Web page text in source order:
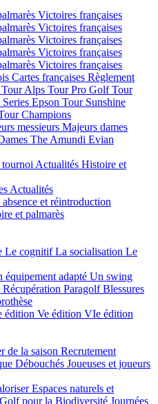
Victoires françaises
Victoires françaises
Victoires françaises
Victoires françaises
Victoires françaises
Cartes françaises Règlement
Alps TourPro Golf Tour
Epson Tour Sunshine
Champions
messieurs Majeurs dames
The Amundi Evian
Actualités Histoire et
Actualités
et réintroduction
et palmarès
Le cognitifLa socialisation Le
équipement adapté Un swing
Récupération ParagolfBlessures
édition Ve édition VIe édition
de la saison Recrutement
Débouchés Joueuses et joueurs
Espaces naturels et
pour la Biodiversité Journées